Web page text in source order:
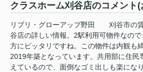
クラスホーム刈谷店のコメント
リブリ・グローアップ野田 刈谷市の賃
谷店の詳しい情報。2駅利用可物件なの
方にピッタリですね。この物件は内観も
2019年築となっています。共用部に住民
えているので、面倒なゴミ出しも楽にな